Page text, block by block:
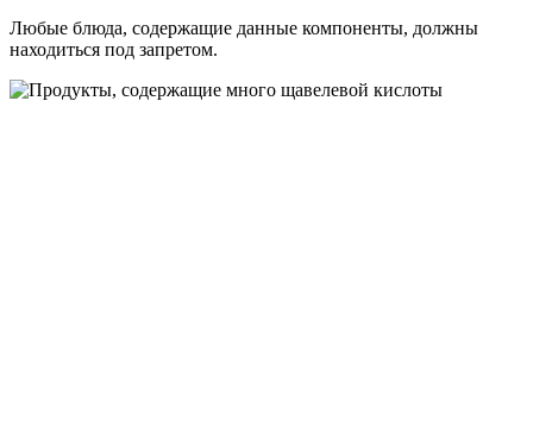
Любые блюда, содержащие данные компоненты, должны
находиться под запретом.